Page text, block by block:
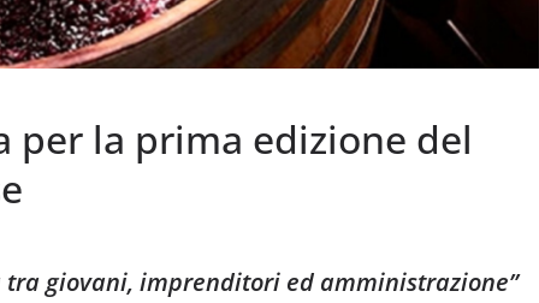
per la prima edizione del
tra giovani, imprenditori ed amministrazione”